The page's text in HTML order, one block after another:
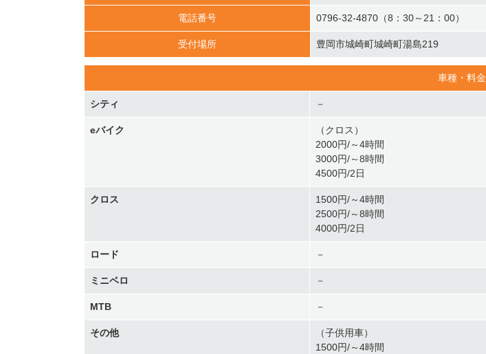
電話番号 0796-32-4870（8：30～21：00）
受付場所 豊岡市城崎町城崎町湯島219
車種・料金
シティ －
eバイク
（クロス）
2000円/～4時間
3000円/～8時間
4500円/2日
クロス
1500円/～4時間
2500円/～8時間
4000円/2日
ロード －
ミニベロ －
MTB －
その他
（子供用車）
1500円/～4時間